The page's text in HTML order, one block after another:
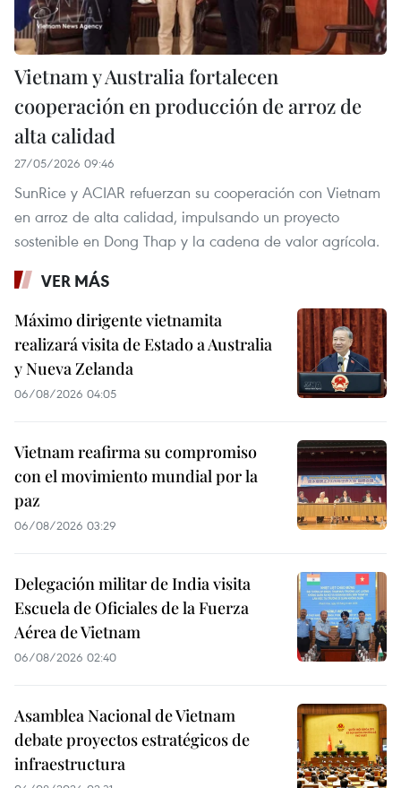
Vietnam y Australia fortalecen
cooperación en producción de arroz de
alta calidad
27/05/2026 09:46
SunRice y ACIAR refuerzan su cooperación con Vietnam
en arroz de alta calidad, impulsando un proyecto
sostenible en Dong Thap y la cadena de valor agrícola.
VER MÁS
Máximo dirigente vietnamita
realizará visita de Estado a Australia
y Nueva Zelanda
06/08/2026 04:05
Vietnam reafirma su compromiso
con el movimiento mundial por la
paz
06/08/2026 03:29
Delegación militar de India visita
Escuela de Oficiales de la Fuerza
Aérea de Vietnam
06/08/2026 02:40
Asamblea Nacional de Vietnam
debate proyectos estratégicos de
infraestructura